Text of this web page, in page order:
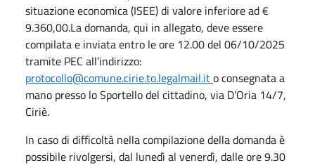
situazione economica (ISEE) di valore inferiore ad €
9.360,00.La domanda, qui in allegato, deve essere
compilata e inviata entro le ore 12.00 del 06/10/2025
tramite PEC all’indirizzo:
protocollo@comune.cirie.to.legalmail.ito consegnata a
mano presso lo Sportello del cittadino, via D'Oria 14/7,
Ciriè.
In caso di difficoltà nella compilazione della domanda è
possibile rivolgersi, dal lunedì al venerdì, dalle ore 9.30